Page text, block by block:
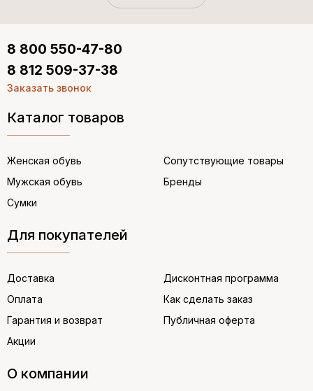
Каталог товаров
Женская обувь
Мужская обувь
Сумки
Сопутствующие товары
Бренды
Для покупателей
Доставка
Оплата
Гарантия и возврат
Акции
Дисконтная программа
Как сделать заказ
Публичная оферта
О компании
8 800 550-47-80
8 812 509-37-38
Заказать звонок